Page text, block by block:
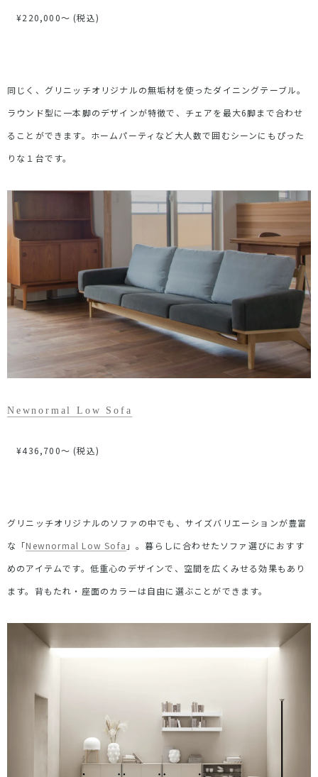
¥220,000〜 (税込)
同じく、グリニッチオリジナルの無垢材を使ったダイニングテーブル。
ラウンド型に一本脚のデザインが特徴で、チェアを最大6脚まで合わせ
ることができます。ホームパーティなど大人数で囲むシーンにもぴった
りな１台です。
Newnormal Low Sofa
¥436,700〜 (税込)
グリニッチオリジナルのソファの中でも、サイズバリエーションが豊富
な「Newnormal Low Sofa 」。暮らしに合わせたソファ選びにおすす
めのアイテムです。低重心のデザインで、空間を広くみせる効果もあり
ます。背もたれ・座面のカラーは自由に選ぶことができます。